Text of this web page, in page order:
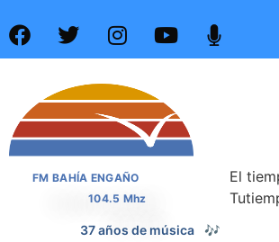
FM BAHÍA ENGAÑO
104.5 Mhz
37 años de noticias 📰
El